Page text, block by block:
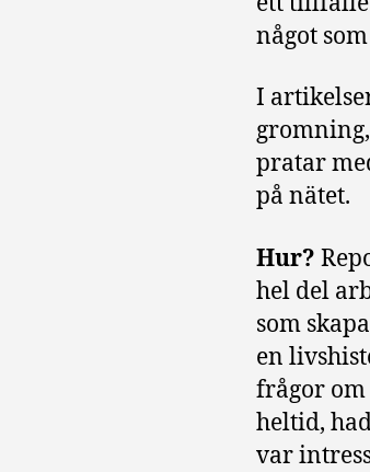
något
I
pratar
på nätet.
Hur?
hel del
som
en
frågor om
heltid,
var